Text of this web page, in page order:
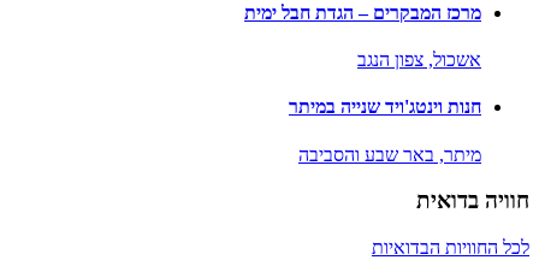
מרכז המבקרים – הגדת חבל ימית
אשכול, צפון הנגב
חנות וינטג'ויד שנייה במיתר
מיתר, באר שבע והסביבה
חוויה בדואית
לכל החוויות הבדואיות